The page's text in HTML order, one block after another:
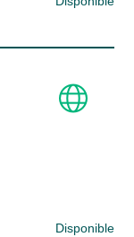
Disponible